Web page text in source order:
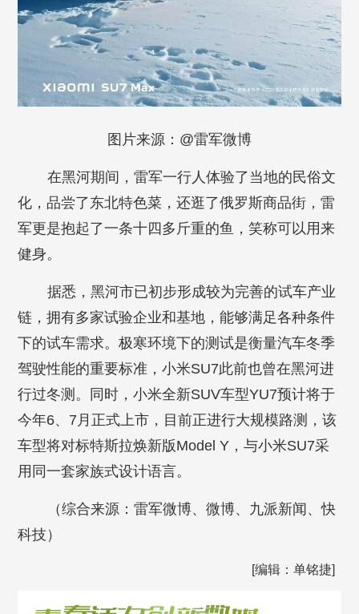
图片来源：@雷军微博
在黑河期间，雷军一行人体验了当地的民俗文
化，品尝了东北特色菜，还逛了俄罗斯商品街，雷
军更是抱起了一条十四多斤重的鱼，笑称可以用来
健身。
据悉，黑河市已初步形成较为完善的试车产业
链，拥有多家试验企业和基地，能够满足各种条件
下的试车需求。极寒环境下的测试是衡量汽车冬季
驾驶性能的重要标准，小米SU7此前也曾在黑河进
行过冬测。同时，小米全新SUV车型YU7预计将于
今年6、7月正式上市，目前正进行大规模路测，该
车型将对标特斯拉焕新版Model Y，与小米SU7采
用同一套家族式设计语言。
（综合来源：雷军微博、微博、九派新闻、快
科技）
[编辑：单铭捷]